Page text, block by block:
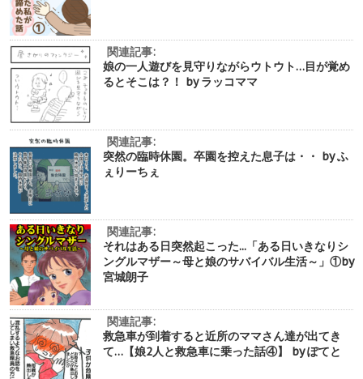
関連記事:
娘の一人遊びを見守りながらウトウト…目が覚め
るとそこは？！ by ラッコママ
関連記事:
突然の臨時休園。卒園を控えた息子は・・ by ふ
ぇりーちぇ
関連記事:
それはある日突然起こった...「ある日いきなりシ
ングルマザー～母と娘のサバイバル生活～」①by
宮城朗子
関連記事:
救急車が到着すると近所のママさん達が出てき
て…【娘2人と救急車に乗った話④】 by ぽてと